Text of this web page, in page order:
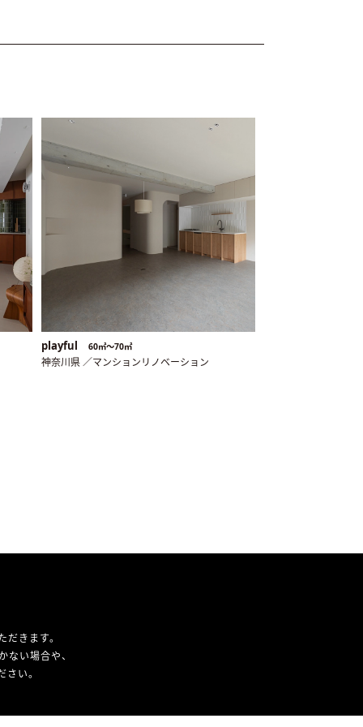
playful 60㎡〜70㎡
神奈川県 ／マンションリノベーション
きます。
い場合や、
い。